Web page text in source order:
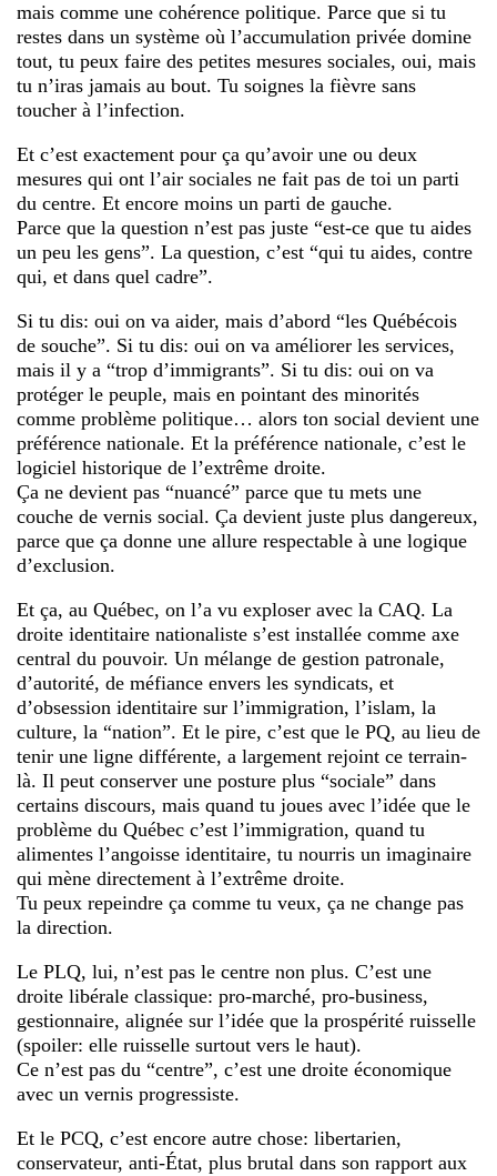
mais comme une cohérence politique. Parce que si tu
restes dans un système où l’accumulation privée domine
tout, tu peux faire des petites mesures sociales, oui, mais
tu n’iras jamais au bout. Tu soignes la fièvre sans
toucher à l’infection.
Et c’est exactement pour ça qu’avoir une ou deux
mesures qui ont l’air sociales ne fait pas de toi un parti
du centre. Et encore moins un parti de gauche.
Parce que la question n’est pas juste “est-ce que tu aides
un peu les gens”. La question, c’est “qui tu aides, contre
qui, et dans quel cadre”.
Si tu dis: oui on va aider, mais d’abord “les Québécois
de souche”. Si tu dis: oui on va améliorer les services,
mais il y a “trop d’immigrants”. Si tu dis: oui on va
protéger le peuple, mais en pointant des minorités
comme problème politique… alors ton social devient une
préférence nationale. Et la préférence nationale, c’est le
logiciel historique de l’extrême droite.
Ça ne devient pas “nuancé” parce que tu mets une
couche de vernis social. Ça devient juste plus dangereux,
parce que ça donne une allure respectable à une logique
d’exclusion.
Et ça, au Québec, on l’a vu exploser avec la CAQ. La
droite identitaire nationaliste s’est installée comme axe
central du pouvoir. Un mélange de gestion patronale,
d’autorité, de méfiance envers les syndicats, et
d’obsession identitaire sur l’immigration, l’islam, la
culture, la “nation”. Et le pire, c’est que le PQ, au lieu de
tenir une ligne différente, a largement rejoint ce terrain-
là. Il peut conserver une posture plus “sociale” dans
certains discours, mais quand tu joues avec l’idée que le
problème du Québec c’est l’immigration, quand tu
alimentes l’angoisse identitaire, tu nourris un imaginaire
qui mène directement à l’extrême droite.
Tu peux repeindre ça comme tu veux, ça ne change pas
la direction.
Le PLQ, lui, n’est pas le centre non plus. C’est une
droite libérale classique: pro-marché, pro-business,
gestionnaire, alignée sur l’idée que la prospérité ruisselle
(spoiler: elle ruisselle surtout vers le haut).
Ce n’est pas du “centre”, c’est une droite économique
avec un vernis progressiste.
Et le PCQ, c’est encore autre chose: libertarien,
conservateur, anti-État, plus brutal dans son rapport aux